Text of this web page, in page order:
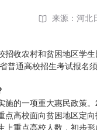
来源：河北
招收农村和贫困地区学
普通高校招生考试报名
施的一项重大惠民政策
点高校面向贫困地区定
上重点高校人数，初步